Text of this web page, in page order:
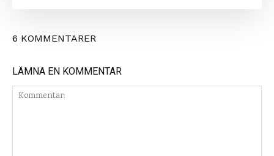
6 KOMMENTARER
LÄMNA EN KOMMENTAR